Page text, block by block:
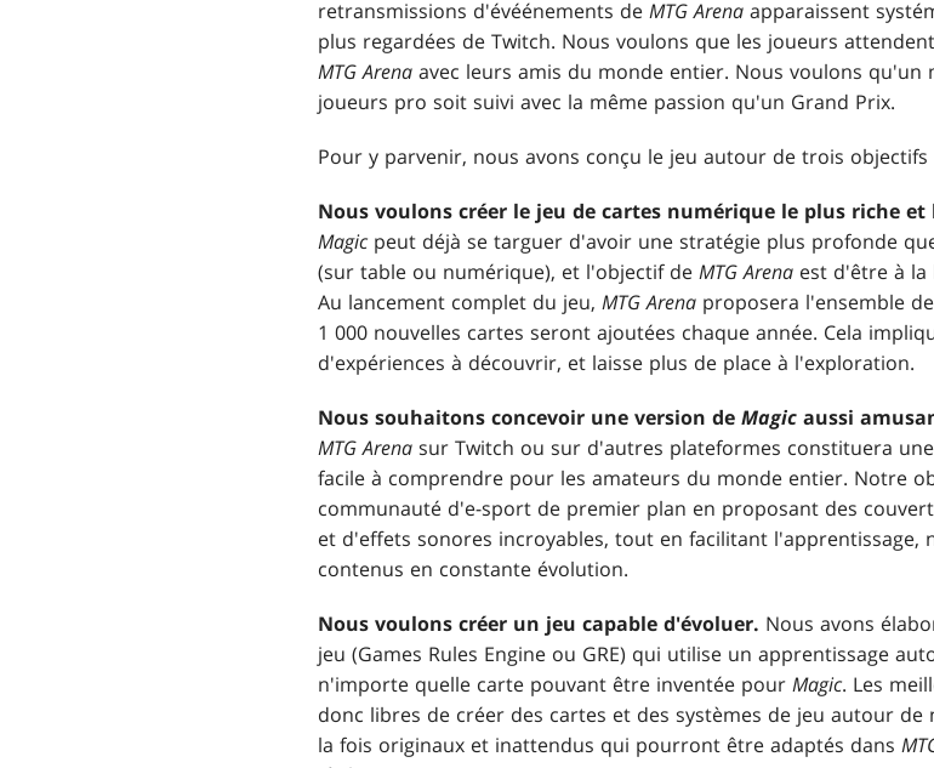
retransmissions d'évéénements de MTG Arena apparaissent
plus regardées de Twitch. Nous voulons que les joueurs
MTG Arena avec leurs amis du monde entier. Nous voulons qu'un
joueurs pro soit suivi avec la même passion qu'un Grand Prix.
Pour y parvenir, nous avons conçu le jeu autour de trois
Nous voulons créer le jeu de cartes numérique le plus riche
Magic peut déjà se targuer d'avoir une stratégie plus profonde
(sur table ou numérique), et l'objectif de MTG Arena est d'être à
Au lancement complet du jeu, MTG Arena proposera l'ensemble
1 000 nouvelles cartes seront ajoutées chaque année. Cela
d'expériences à découvrir, et laisse plus de place à l'exploration.
Nous souhaitons concevoir une version de Magic aussi
MTG Arena sur Twitch ou sur d'autres plateformes constituera
facile à comprendre pour les amateurs du monde entier. Notre
communauté d'e-sport de premier plan en proposant des
et d'effets sonores incroyables, tout en facilitant l'apprentissage,
contenus en constante évolution.
Nous voulons créer un jeu capable d'évoluer. Nous avons
jeu (Games Rules Engine ou GRE) qui utilise un apprentissage
n'importe quelle carte pouvant être inventée pour Magic. Les
donc libres de créer des cartes et des systèmes de jeu autour de
la fois originaux et inattendus qui pourront être adaptés dans